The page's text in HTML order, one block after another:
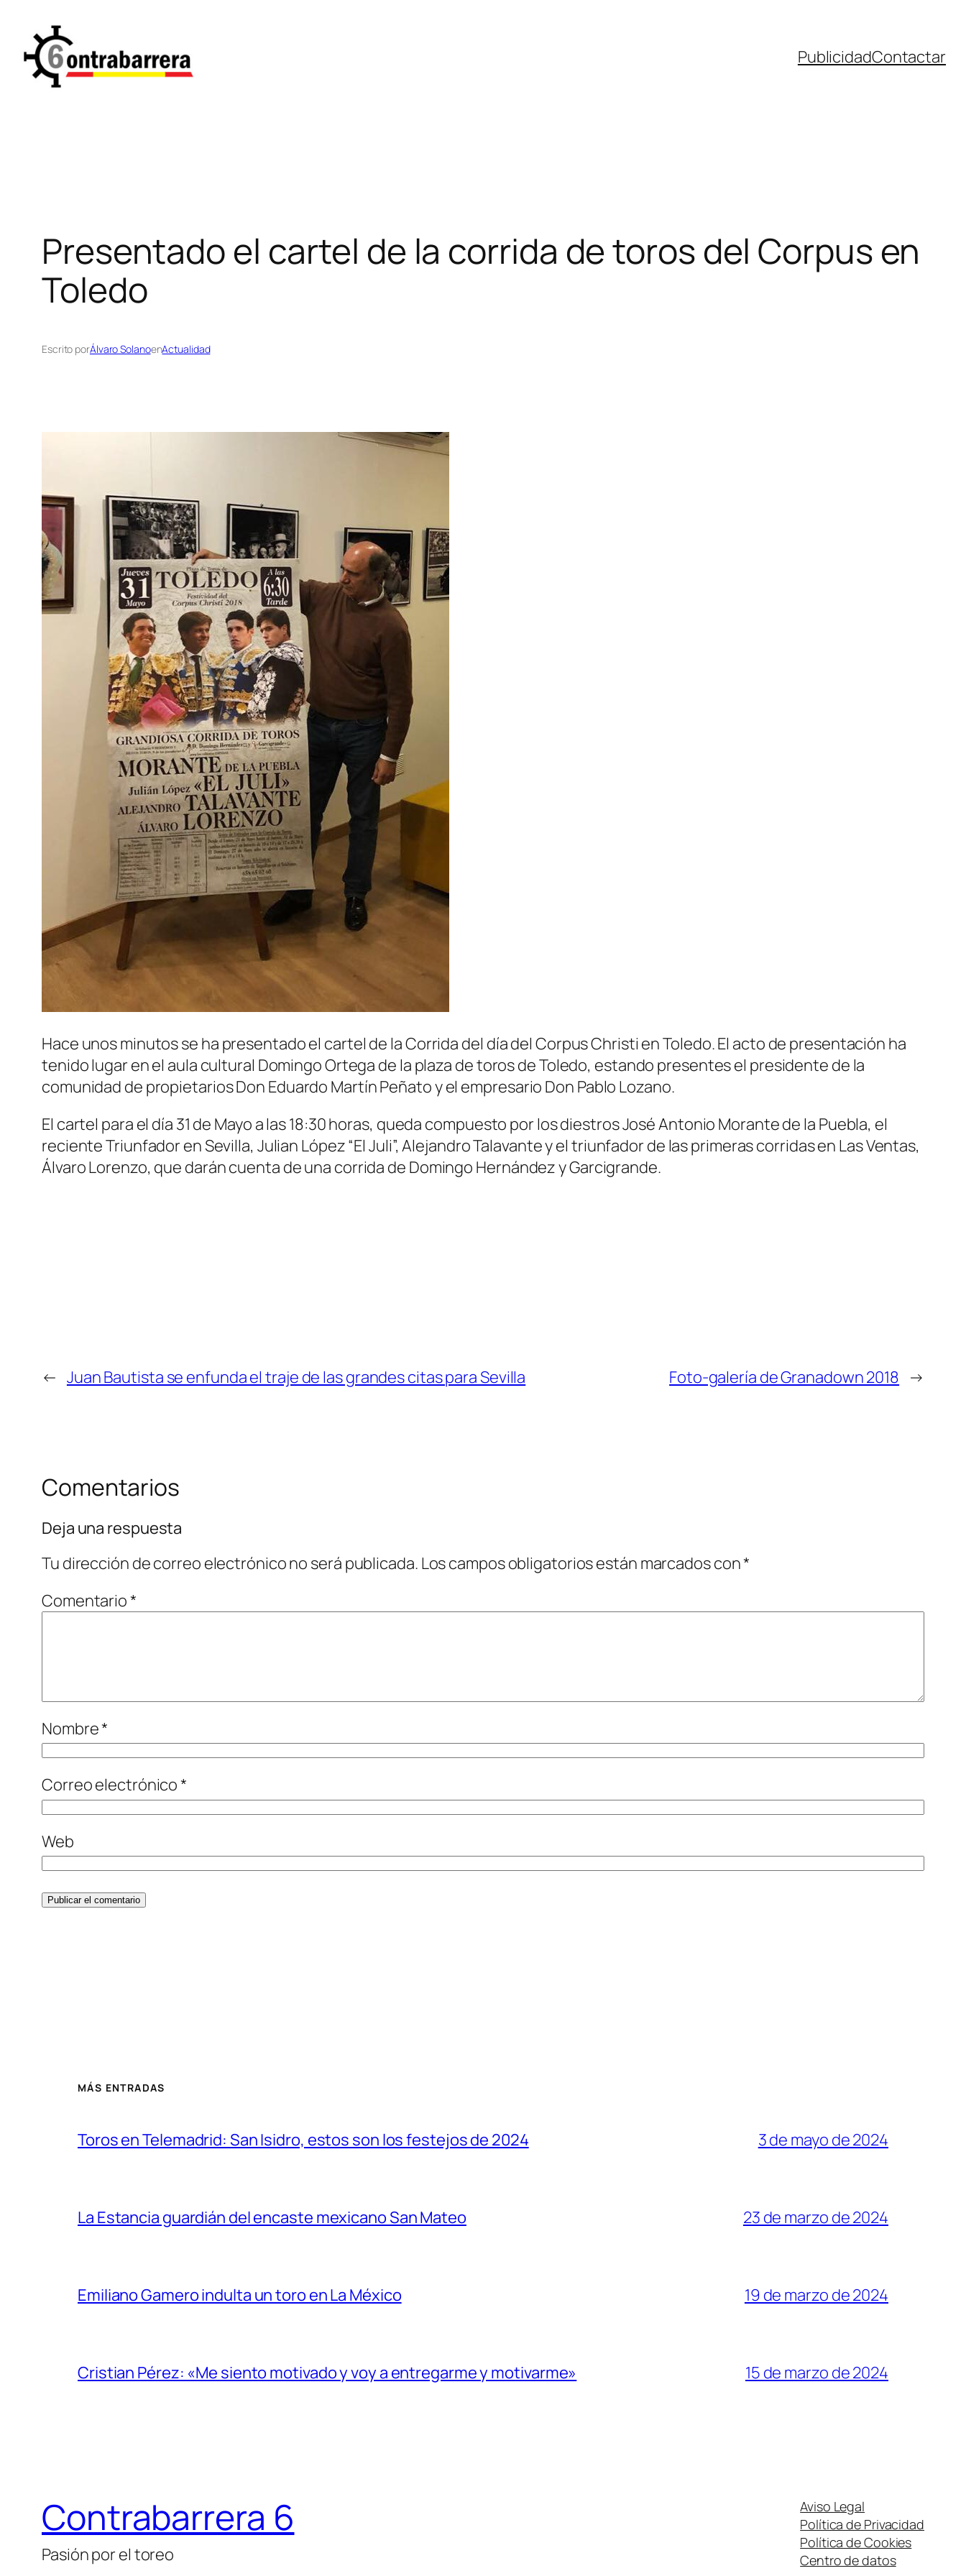
contenido
PublicidadContactar
Presentado el cartel de la corrida de toros del Corpus en
Toledo
Escrito porÁlvaro SolanoenActualidad
Hace unos minutos se ha presentado el cartel de la Corrida del día del Corpus Christi en Toledo. El acto de presentación ha
tenido lugar en el aula cultural Domingo Ortega de la plaza de toros de Toledo, estando presentes el presidente de la
comunidad de propietarios Don Eduardo Martín Peñato y el empresario Don Pablo Lozano.
El cartel para el día 31 de Mayo a las 18:30 horas, queda compuesto por los diestros José Antonio Morante de la Puebla, el
reciente Triunfador en Sevilla, Julian López “El Juli”, Alejandro Talavante y el triunfador de las primeras corridas en Las Ventas,
Álvaro Lorenzo, que darán cuenta de una corrida de Domingo Hernández y Garcigrande.
← Juan Bautista se enfunda el traje de las grandes citas para Sevilla Foto-galería de Granadown 2018 →
Comentarios
Deja una respuesta
Tu dirección de correo electrónico no será publicada. Los campos obligatorios están marcados con*
Comentario*
Nombre*
Correo electrónico*
Web
MÁS ENTRADAS
Toros en Telemadrid: San Isidro, estos son los festejos de 2024 3 de mayo de 2024
La Estancia guardián del encaste mexicano San Mateo 23 de marzo de 2024
Emiliano Gamero indulta un toro en La México 19 de marzo de 2024
Cristian Pérez: «Me siento motivado y voy a entregarme y motivarme» 15 de marzo de 2024
Contrabarrera 6
Pasión por el toreo
Aviso Legal
Política de Privacidad
Política de Cookies
Centro de datos